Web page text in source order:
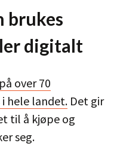
brukes
digitalt
over 70
hele landet. Det gir
til å kjøpe og
seg.